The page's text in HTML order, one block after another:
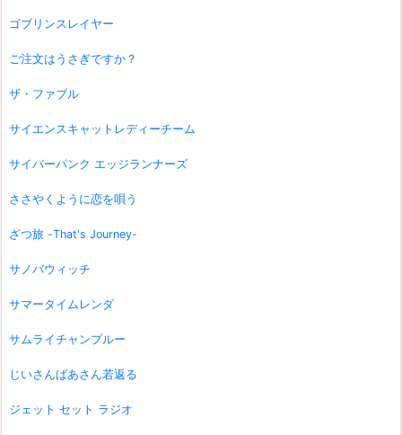
ゴブリンスレイヤー
ご注文はうさぎですか？
ザ・ファブル
サイエンスキャットレディーチーム
サイバーパンク エッジランナーズ
ささやくように恋を唄う
ざつ旅 -That's Journey-
サノバウィッチ
サマータイムレンダ
サムライチャンプルー
じいさんばあさん若返る
ジェット セット ラジオ